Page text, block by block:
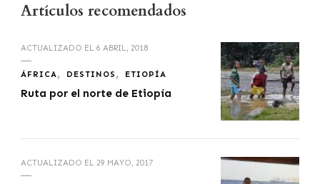
Artículos recomendados
ACTUALIZADO EL 6 ABRIL, 2018
ÁFRICA DESTINOS ETIOPÍA
Ruta por el norte de Etiopía
ACTUALIZADO EL 29 MAYO, 2017